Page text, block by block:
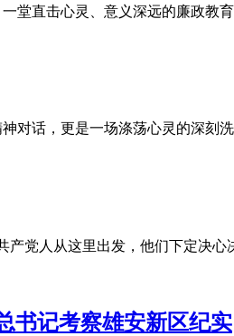
堂直击心灵、意义深远的廉政教
对话，更是一场涤荡心灵的深刻
产党人从这里出发，他们下定决心
记考察雄安新区纪实